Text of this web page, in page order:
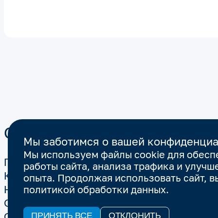
О компании
ГК Лартех
Карьера
Научная деятельность
Сертификаты
Продукция
Счетчики
Счетчики воды
Счетчики тепла
Мы заботимся о вашей
Мы используем файлы cookie для
работы сайта, анализа трафика и
опыта. Продолжая использовать сайт,
политикой обработки данных.
ПРИНЯТЬ ВСЕ ОТКЛОНИТЬ